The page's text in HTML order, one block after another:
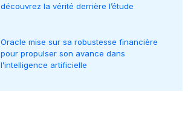
découvrez la vérité derrière l’étude
Oracle mise sur sa robustesse financière
pour propulser son avance dans
l’intelligence artificielle